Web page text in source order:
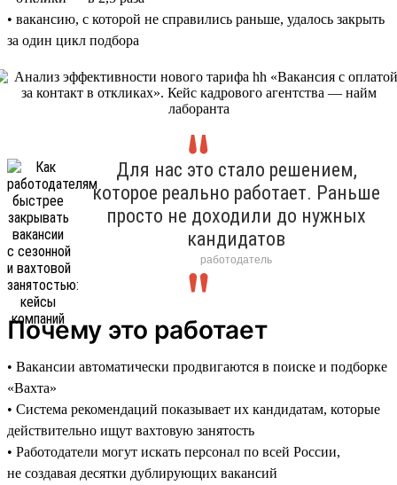
• вакансию, с которой не справились раньше, удалось закрыть
за один цикл подбора
Для нас это стало решением,
которое реально работает. Раньше
просто не доходили до нужных
кандидатов
работодатель
Почему это работает
• Вакансии автоматически продвигаются в поиске и подборке
«Вахта»
• Система рекомендаций показывает их кандидатам, которые
действительно ищут вахтовую занятость
• Работодатели могут искать персонал по всей России,
не создавая десятки дублирующих вакансий